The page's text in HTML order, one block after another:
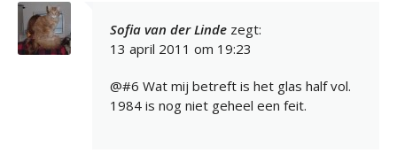
Sofia van der Linde zegt:
13 april 2011 om 19:23
@#6 Wat mij betreft is het glas half vol.
1984 is nog niet geheel een feit.